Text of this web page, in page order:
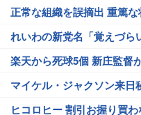
正常な組織を誤摘出 重篤
れいわの新党名「覚えづら
楽天から死球5個 新庄監督
マイケル・ジャクソン来日
ヒコロヒー 割引お握り買